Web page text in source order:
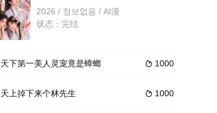
2026 / 정보없음 / AI漫
状态：完结
 1000
天下第一美人灵宠竟是蟑螂
 1000
天上掉下来个林先生